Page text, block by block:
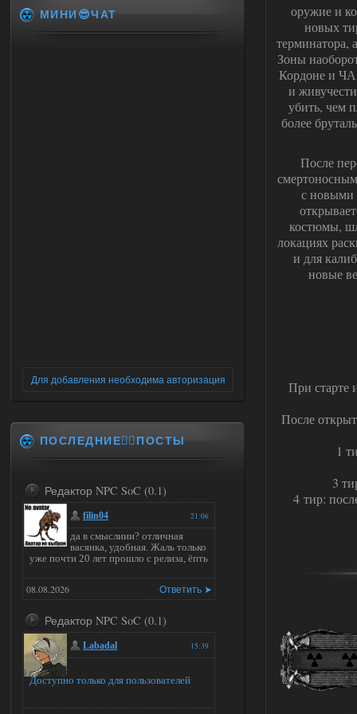
оружие и
новых
терминатора,
Зоны
Кордоне и
и
убить, чем
более
После
с новыми
костюмы,
локациях
и для
новые
При старте
После
1
3
4 тир:
МИНИ😎ЧАТ
Для добавления необходима авторизация
ПОСЛЕДНИЕ✍🏻ПОСТЫ
Редактор NPC SoC (0.1)
21:06
filin04
да в смыслиии? отличная
васянка, удобная. Жаль только
уже почти 20 лет прошло с релиза, ёпть
Ответить ➤
08.08.2026
Редактор NPC SoC (0.1)
15:39
Labadal
Доступно только для пользователей